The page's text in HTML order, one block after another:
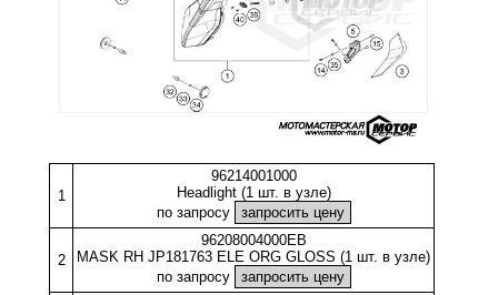
1
96214001000
Headlight (1 шт. в узле)
по запросу
2
96208004000EB
MASK RH JP181763 ELE ORG GLOSS (1 шт. в узле)
по запросу